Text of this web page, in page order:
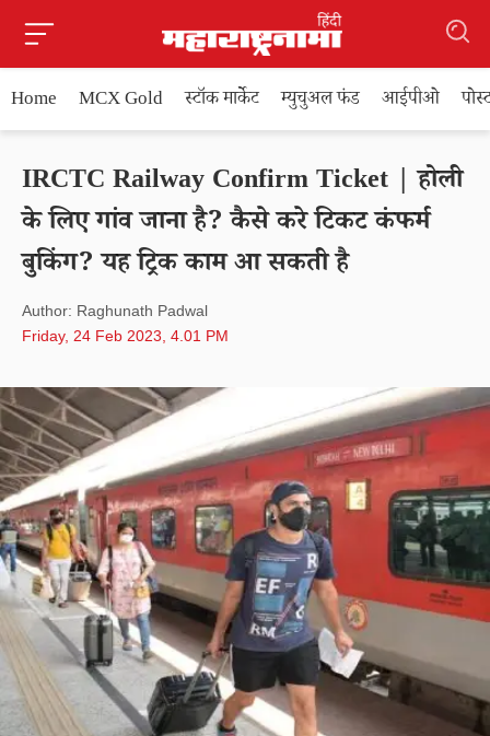
Home MCX Gold स्टॉक मार्केट म्युचुअल फंड आईपीओ
IRCTC Railway Confirm Ticket | होली
के लिए गांव जाना है? कैसे करे टिकट कंफर्म
बुकिंग? यह ट्रिक काम आ सकती है
Author: Raghunath Padwal
Friday, 24 Feb 2023, 4.01 PM